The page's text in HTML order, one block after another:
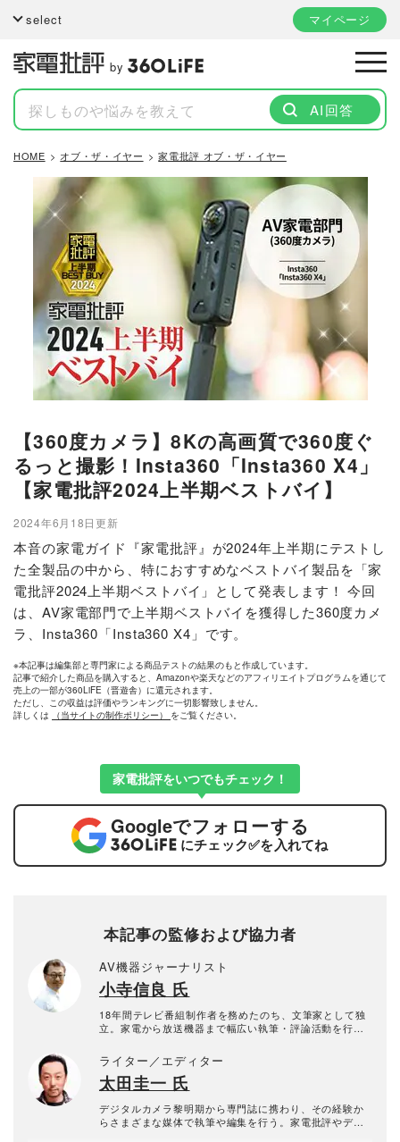
select マイページ
by
AI回答
HOME オブ・ザ・イヤー 家電批評 オブ・ザ・イヤー
【360度カメラ】8Kの高画質で360度ぐ
るっと撮影！Insta360「Insta360 X4」
【家電批評2024上半期ベストバイ】
2024年6月18日更新
本音の家電ガイド『家電批評』が2024年上半期にテストし
た全製品の中から、特におすすめなベストバイ製品を「家
電批評2024上半期ベストバイ」として発表します！ 今回
は、AV家電部門で上半期ベストバイを獲得した360度カメ
ラ、Insta360「Insta360 X4」です。
※本記事は編集部と専門家による商品テストの結果のもと作成しています。
記事で紹介した商品を購入すると、Amazonや楽天などのアフィリエイトプログラムを通じて
売上の一部が360LiFE（晋遊舎）に還元されます。
ただし、この収益は評価やランキングに一切影響致しません。
詳しくは
（当サイトの制作ポリシー） をご覧ください。
家電批評をいつでもチェック！
Googleでフォローする
にチェック✅を入れてね
本記事の監修および協力者
AV機器ジャーナリスト
小寺信良 氏
18年間テレビ番組制作者を務めたのち、文筆家として独
立。家電から放送機器まで幅広い執筆・評論活動を行な
トとしても活躍。プライベートでは子供会会長、PTA広
報部長などを歴任し、保護者活動の合理化・IT化に取り
組む。2008年よりインターネットにまつわる諸問題の解
決に取り組む一般社団法人「インターネットユーザー協
会」代表理事。2015年から2019年まで、文科省文化審議
会専門委員。
ライター／エディター
太田圭一 氏
デジタルカメラ黎明期から専門誌に携わり、その経験か
らさまざまな媒体で執筆や編集を行う。家電批評やデジ